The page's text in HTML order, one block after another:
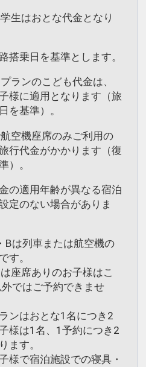
生はおとな代金となり
搭乗日を基準とします。
ランのこども代金は、
様に適用となります（旅
を基準）。
空機座席のみご利用の
行代金がかかります（復
）。
の適用年齢が異なる宿泊
定のない場合がありま
Bは列車または航空機の
す。
は座席ありのお子様はこ
ではご予約できませ
ンはおとな1名につき2
様は1名、1予約につき2
ます。
様で宿泊施設での寝具・